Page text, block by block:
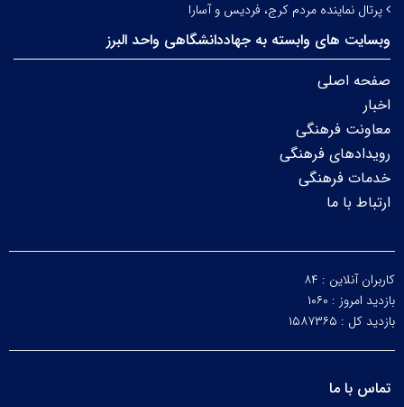
پرتال نماینده مردم کرج، فردیس و آسارا
وبسایت های وابسته به جهاددانشگاهی واحد البرز
صفحه اصلی
اخبار
معاونت فرهنگی
رویدادهای فرهنگی
خدمات فرهنگی
ارتباط با ما
کاربران آنلاین : ۸۴
بازدید امروز : ۱۰۶۰
بازدید کل : ۱۵۸۷۳۶۵
تماس با ما